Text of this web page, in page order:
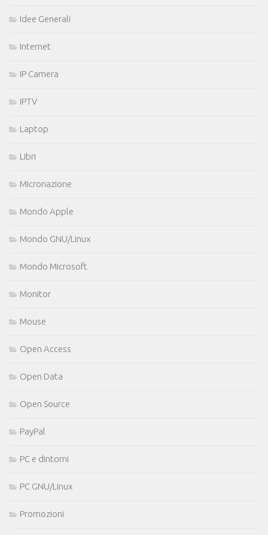
Idee Generali
Internet
IP Camera
IPTV
Laptop
Libri
Micronazione
Mondo Apple
Mondo GNU/Linux
Mondo Microsoft
Monitor
Mouse
Open Access
Open Data
Open Source
PayPal
PC e dintorni
PC GNU/Linux
Promozioni